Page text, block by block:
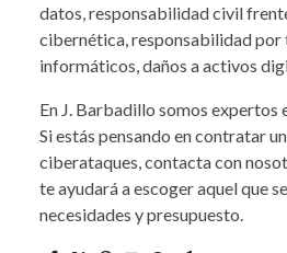
datos, responsabilidad civil
cibernética, responsabilidad por
informáticos, daños a activos
En J. Barbadillo somos expertos
Si estás pensando en contratar
ciberataques, contacta con
te ayudará a escoger aquel que
necesidades y presupuesto.